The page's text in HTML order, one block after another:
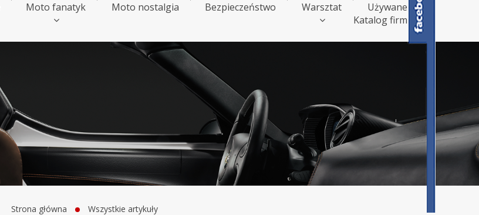
Moto fanatyk Moto nostalgia Bezpieczeństwo Warsztat
Używane
Katalog firm
Strona główna Wszystkie artykuły